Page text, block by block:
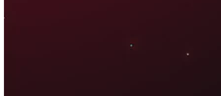
21:35 ngày 01/06/2026